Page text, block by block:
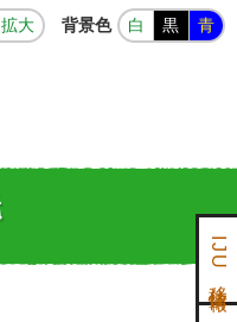
拡大 背景色 白 黒 青
IJU移住情報